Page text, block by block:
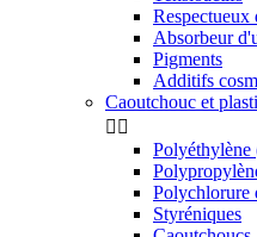
Respectueux
Absorbeur
Pigments
Additifs
Caoutchouc et
 
Polyéthylène
Polychlorure
Styréniques